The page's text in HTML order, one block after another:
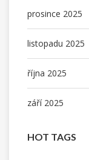
prosince 2025
listopadu 2025
října 2025
září 2025
HOT TAGS